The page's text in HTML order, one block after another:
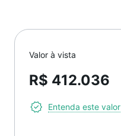
Valor à vista
R$ 412.036
Entenda este valor